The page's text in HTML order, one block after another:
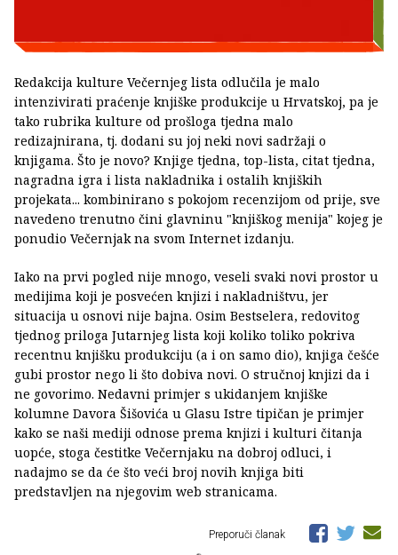
Redakcija kulture Večernjeg lista odlučila je malo
intenzivirati praćenje knjiške produkcije u Hrvatskoj, pa je
tako rubrika kulture od prošloga tjedna malo
redizajnirana, tj. dodani su joj neki novi sadržaji o
knjigama. Što je novo? Knjige tjedna, top-lista, citat tjedna,
nagradna igra i lista nakladnika i ostalih knjiških
projekata... kombinirano s pokojom recenzijom od prije, sve
navedeno trenutno čini glavninu "knjiškog menija" kojeg je
ponudio Večernjak na svom Internet izdanju.
Iako na prvi pogled nije mnogo, veseli svaki novi prostor u
medijima koji je posvećen knjizi i nakladništvu, jer
situacija u osnovi nije bajna. Osim Bestselera, redovitog
tjednog priloga Jutarnjeg lista koji koliko toliko pokriva
recentnu knjišku produkciju (a i on samo dio), knjiga češće
gubi prostor nego li što dobiva novi. O stručnoj knjizi da i
ne govorimo. Nedavni primjer s ukidanjem knjiške
kolumne Davora Šišovića u Glasu Istre tipičan je primjer
kako se naši mediji odnose prema knjizi i kulturi čitanja
uopće, stoga čestitke Večernjaku na dobroj odluci, i
nadajmo se da će što veći broj novih knjiga biti
predstavljen na njegovim web stranicama.
Preporuči članak